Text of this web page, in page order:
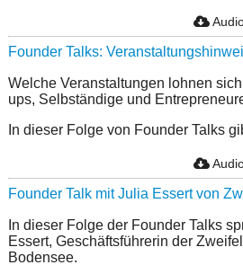
Founder Talks:
Welche Veranstaltungen lohnen
ups, Selbständige und
In dieser Folge von Founder Talks
Founder Talk mit Julia Essert von
In dieser Folge der Founder Talks
Essert, Geschäftsführerin der
Bodensee.